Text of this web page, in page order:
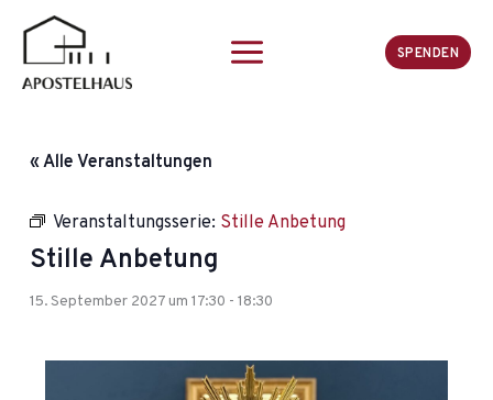
springen
SPENDEN
« Alle Veranstaltungen
Veranstaltungsserie: Stille Anbetung
Stille Anbetung
15. September 2027 um 17:30 -18:30